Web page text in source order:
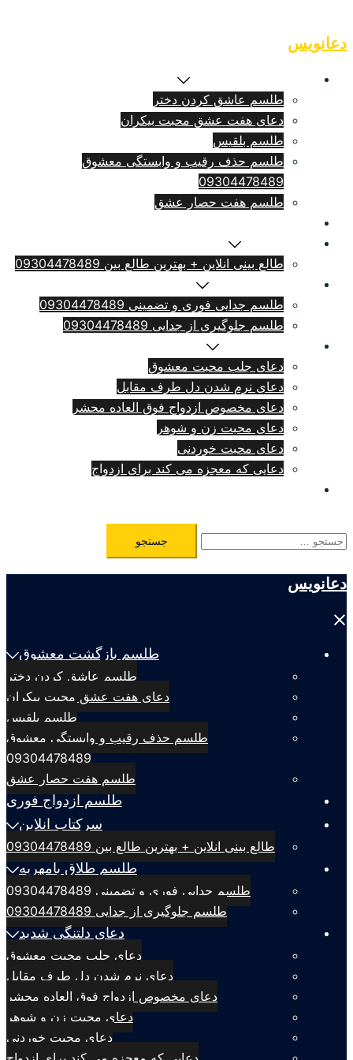
to
content
دعانویس
طلسم عاشق کردن دختر
دعای هفت عشق محبت بیکران
طلسم بلقيس
طلسم حذف رقیب و وابستگی معشوق
09304478489
طلسم هفت حصار عشق
طالع بینی انلاین + بهترین طالع بین 09304478489
طلسم جدایی فوری و تضمینی 09304478489
طلسم جلوگیری از جدایی 09304478489
دعای جلب محبت معشوق
دعای نرم شدن دل طرف مقابل
دعای مخصوص ازدواج فوق العاده محشر
دعای محبت زن و شوهر
دعای محبت خوردنی
دعایی که معجزه می کند برای ازدواج
جستجو
برای:
دعانویس
Close
طلسم بازگشت معشوق
طلسم عاشق کردن دختر
دعای هفت عشق محبت بیکران
طلسم بلقيس
طلسم حذف رقیب و وابستگی معشوق
09304478489
طلسم هفت حصار عشق
طلسم ازدواج فوری
سرکتاب انلاین
طالع بینی انلاین + بهترین طالع بین 09304478489
طلسم طلاق بامهریه
طلسم جدایی فوری و تضمینی 09304478489
طلسم جلوگیری از جدایی 09304478489
دعای دلتنگی شدید
دعای جلب محبت معشوق
دعای نرم شدن دل طرف مقابل
دعای مخصوص ازدواج فوق العاده محشر
دعای محبت زن و شوهر
دعای محبت خوردنی